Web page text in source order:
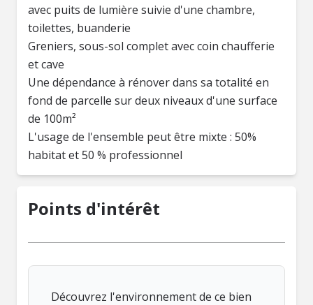
avec puits de lumière suivie d'une chambre,
toilettes, buanderie
Greniers, sous-sol complet avec coin chaufferie
et cave
Une dépendance à rénover dans sa totalité en
fond de parcelle sur deux niveaux d'une surface
de 100m²
L'usage de l'ensemble peut être mixte : 50%
habitat et 50 % professionnel
Points d'intérêt
Découvrez l'environnement de ce bien